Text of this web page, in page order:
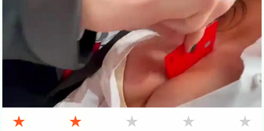
★ ★ ★ ★ ★